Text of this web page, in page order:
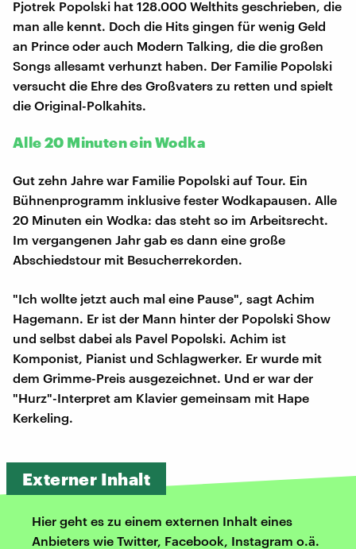
Pjotrek Popolski hat 128.000 Welthits geschrieben, die
man alle kennt. Doch die Hits gingen für wenig Geld
an Prince oder auch Modern Talking, die die großen
Songs allesamt verhunzt haben. Der Familie Popolski
versucht die Ehre des Großvaters zu retten und spielt
die Original-Polkahits.
Alle 20 Minuten ein Wodka
Gut zehn Jahre war Familie Popolski auf Tour. Ein
Bühnenprogramm inklusive fester Wodkapausen. Alle
20 Minuten ein Wodka: das steht so im Arbeitsrecht.
Im vergangenen Jahr gab es dann eine große
Abschiedstour mit Besucherrekorden.
"Ich wollte jetzt auch mal eine Pause", sagt Achim
Hagemann. Er ist der Mann hinter der Popolski Show
und selbst dabei als Pavel Popolski. Achim ist
Komponist, Pianist und Schlagwerker. Er wurde mit
dem Grimme-Preis ausgezeichnet. Und er war der
"Hurz"-Interpret am Klavier gemeinsam mit Hape
Kerkeling.
Externer Inhalt
Hier geht es zu einem externen Inhalt eines
Anbieters wie Twitter, Facebook, Instagram o.ä.